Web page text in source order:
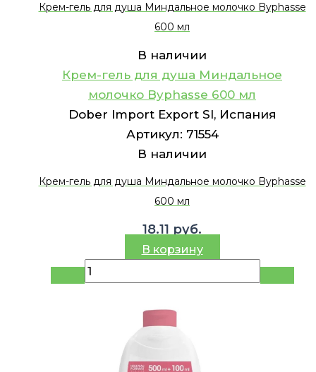
Крем-гель для душа Миндальное молочко Byphasse
600 мл
В наличии
Крем-гель для душа Миндальное
молочко Byphasse 600 мл
Dober Import Export Sl, Испания
Артикул: 71554
В наличии
Крем-гель для душа Миндальное молочко Byphasse
600 мл
18.11 руб.
В корзину